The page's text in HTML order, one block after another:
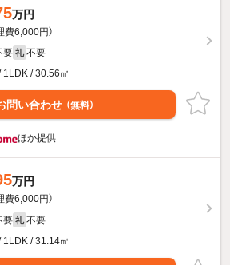
万円
費6,000円）
要 礼 不要
1LDK / 30.56㎡
問い合わせ （無料）
ほか提供
万円
費6,000円）
要 礼 不要
1LDK / 31.14㎡